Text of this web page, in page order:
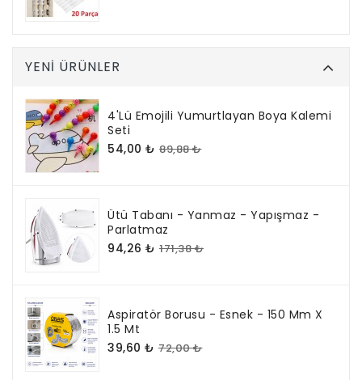
YENI ÜRÜNLER
4'lü Emojili Yumurtlayan Boya Kalemi
Seti
54,00 ₺ 89,88 ₺
Ütü Tabanı - Yanmaz - Yapışmaz -
Parlatmaz
94,26 ₺ 171,38 ₺
Aspiratör Borusu - Esnek - 150 Mm X
1.5 Mt
39,60 ₺ 72,00 ₺